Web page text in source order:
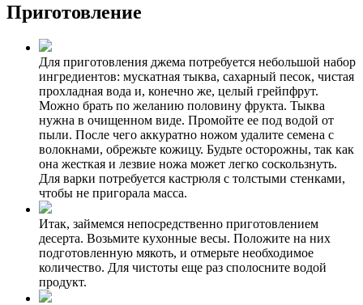
Приготовление
Для приготовления джема потребуется небольшой набор
ингредиентов: мускатная тыква, сахарный песок, чистая
прохладная вода и, конечно же, целый грейпфрут.
Можно брать по желанию половину фрукта. Тыква
нужна в очищенном виде. Промойте ее под водой от
пыли. После чего аккуратно ножом удалите семена с
волокнами, обрежьте кожицу. Будьте осторожны, так как
она жесткая и лезвие ножа может легко соскользнуть.
Для варки потребуется кастрюля с толстыми стенками,
чтобы не пригорала масса.
Итак, займемся непосредственно приготовлением
десерта. Возьмите кухонные весы. Положите на них
подготовленную мякоть, и отмерьте необходимое
количество. Для чистоты еще раз сполосните водой
продукт.